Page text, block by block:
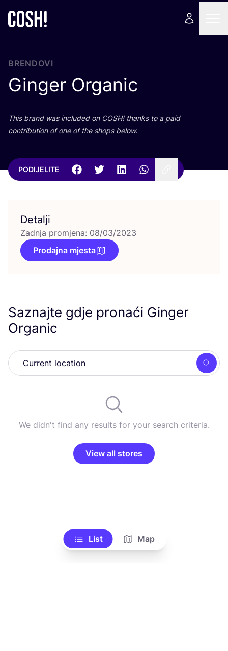
BRENDOVI
Ginger Organic
This brand was inclu­ded on COSH! than­ks to a paid
con­tri­bu­ti­on of one of the shops below.
PODIJELITE
Detalji
Zadnja promjena: 08/03/2023
Prodajna mjesta
Saznajte gdje pronaći Ginger
Organic
We didn't find any results for your search criteria.
View all stores
List Map